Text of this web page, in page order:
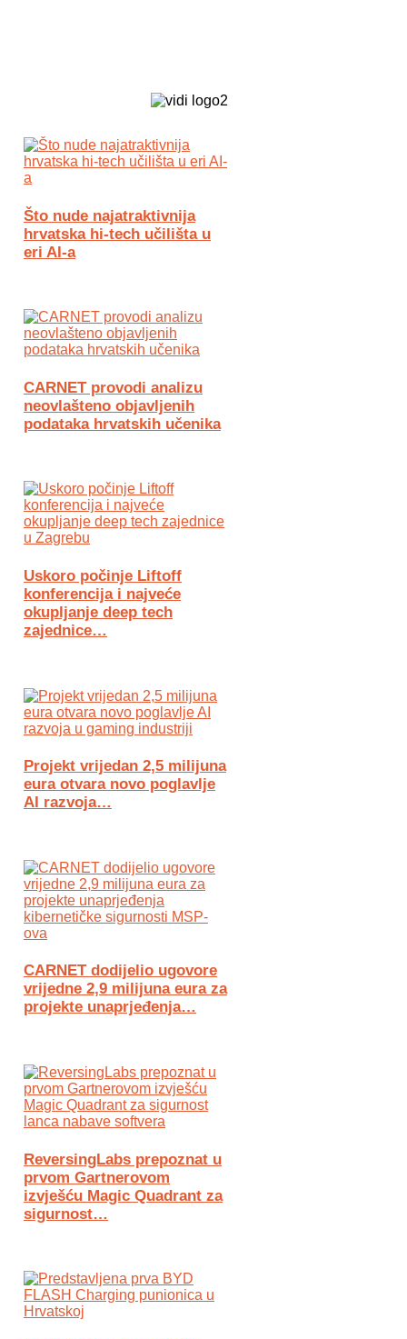
Što nude najatraktivnija
hrvatska hi-tech učilišta u
eri AI-a
CARNET provodi analizu
neovlašteno objavljenih
podataka hrvatskih učenika
Uskoro počinje Liftoff
konferencija i najveće
okupljanje deep tech
zajednice…
Projekt vrijedan 2,5 milijuna
eura otvara novo poglavlje
AI razvoja…
CARNET dodijelio ugovore
vrijedne 2,9 milijuna eura za
projekte unaprjeđenja…
ReversingLabs prepoznat u
prvom Gartnerovom
izvješću Magic Quadrant za
sigurnost…